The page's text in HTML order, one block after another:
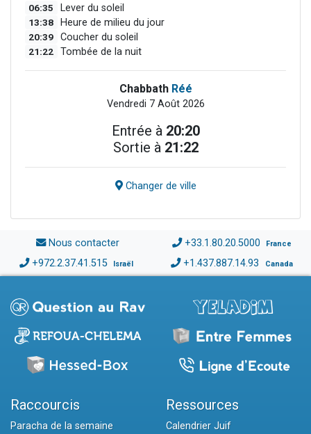
06:35 Lever du soleil
13:38 Heure de milieu du jour
20:39 Coucher du soleil
21:22 Tombée de la nuit
Chabbath Réé
Vendredi 7 Août 2026
Entrée à 20:20
Sortie à 21:22
Changer de ville
Nous contacter +33.1.80.20.5000 France
+972.2.37.41.515 Israël +1.437.887.14.93 Canada
Raccourcis
Paracha de la semaine
Ressources
Calendrier Juif